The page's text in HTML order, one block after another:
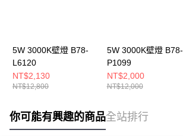
5W 3000K壁燈 B78-
L6120
NT$2,130
NT$12,800
5W 3000K壁燈 B78-
P1099
NT$2,000
NT$12,000
你可能有興趣的商品全站排行